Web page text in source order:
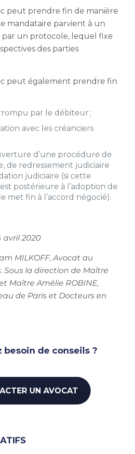
peut prendre fin de manière
mandataire parvient à un
par un protocole, lequel fixe
des parties
peut également prendre fin
par le débiteur ;
avec les créanciers
d’une procédure de
de redressement judiciaire
judiciaire (si cette
postérieure à l’adoption de
met fin à l’accord négocié).
avril 2020
MILKOFF, Avocat au
Sous la direction de Maître
Maître Amélie ROBINE,
de Paris et Docteurs en
besoin de conseils ?
UN AVOCAT